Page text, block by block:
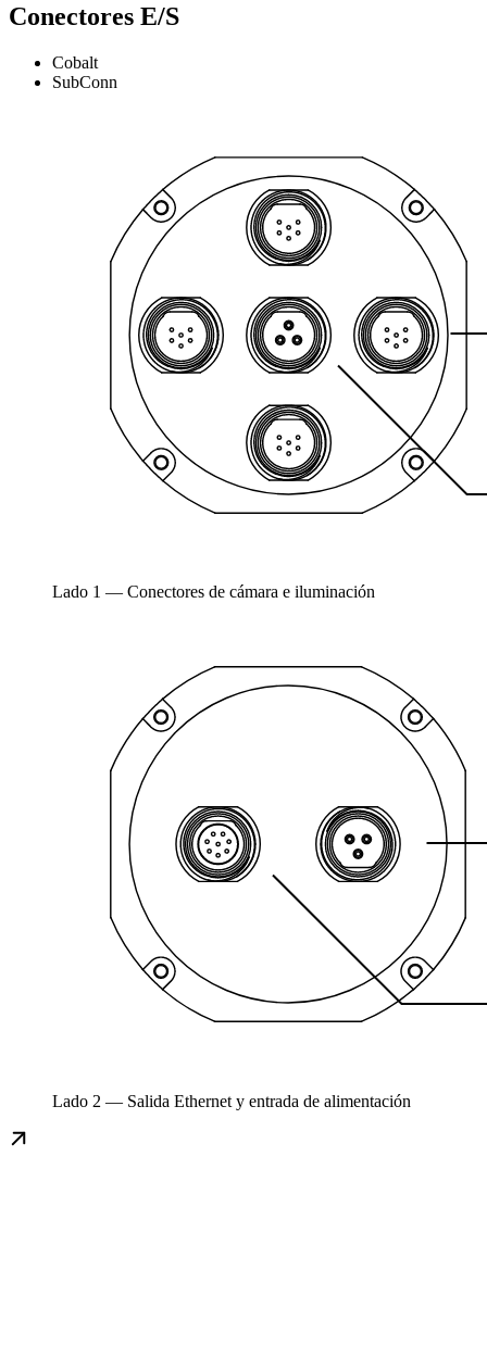
Conectores E/S
Cobalt
SubConn
Lado 1 — Conectores de cámara e iluminación
Lado 2 — Salida Ethernet y entrada de alimentación